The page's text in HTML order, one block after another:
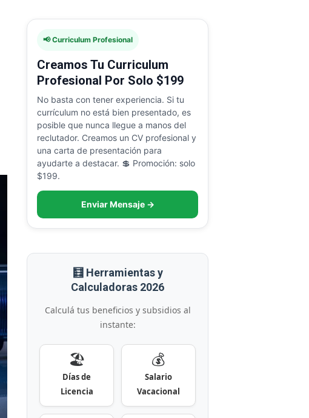
📢 Curriculum Profesional
Creamos Tu Curriculum
Profesional Por Solo $199
No basta con tener experiencia. Si tu
currículum no está bien presentado, es
posible que nunca llegue a manos del
reclutador. Creamos un CV profesional y
una carta de presentación para
ayudarte a destacar. 💲 Promoción: solo
$199.
Enviar Mensaje →
🧮 Herramientas y
Calculadoras 2026
Calculá tus beneficios y subsidios al
instante:
🏖️
Días de
Licencia
💰
Salario
Vacacional